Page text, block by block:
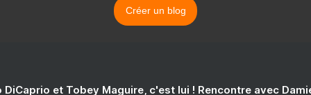
Créer un blog
DiCaprio et Tobey Maguire, c'est lui ! Rencontre avec